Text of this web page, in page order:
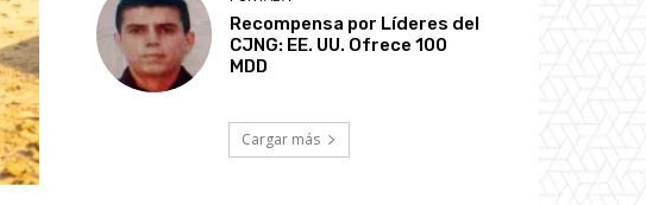
Recompensa por Líderes del
CJNG: EE. UU. Ofrece 100
MDD
Cargar más